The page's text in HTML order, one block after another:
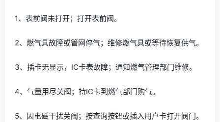
1、表前阀未打开；打开表前阀。
2、燃气具故障或管网停气；维修燃气具或等待恢复供气。
3、插卡无显示，IC卡表故障；通知燃气管理部门维修。
4、气量用尽关阀；持IC卡到燃气部门购气。
5、因电磁干扰关阀；按查询按钮或插入用户卡打开阀门。